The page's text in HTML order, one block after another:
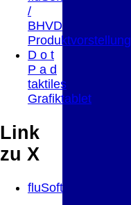
/
BHVD
Produktvorstellung
D o t
P a d
taktiles
Grafiktablet
Link
zu X
fluSoft